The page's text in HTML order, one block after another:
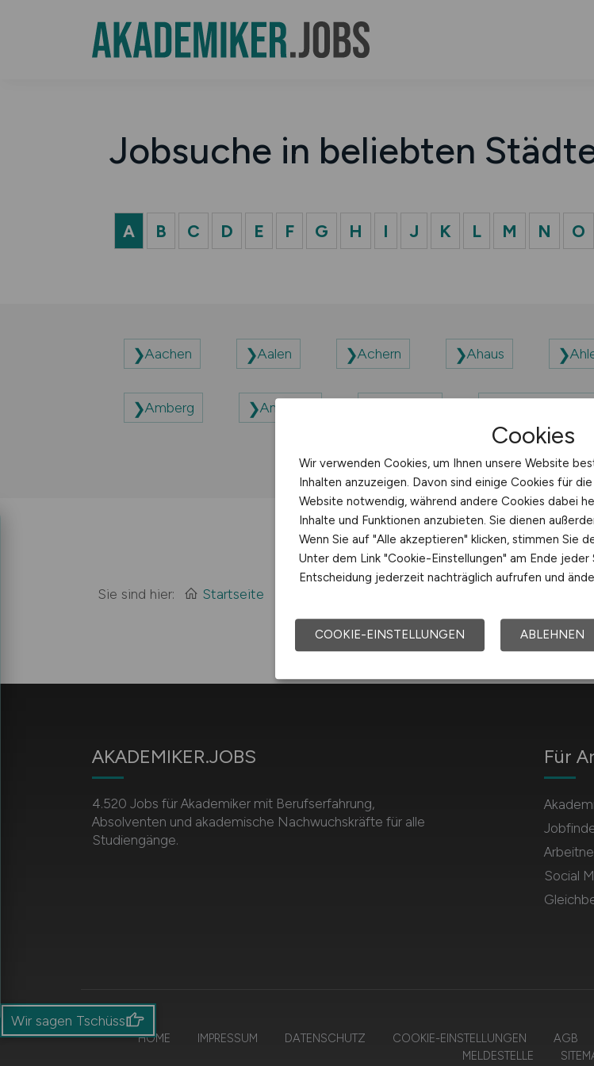
Jobsuche in beliebten
A B C D E F G H I J K L M N O
Aachen Aalen Achern Ahaus
Amberg Ansbach
Sie sind hier: Startseite
AKADEMIKER.JOBS
4.520 Jobs für Akademiker mit Berufserfahrung,
Absolventen und akademische Nachwuchskräfte für alle
Studiengänge.
Für
Social
HOME IMPRESSUM DATENSCHUTZ COOKIE-EINSTELLUNGEN AGB
MELDESTELLE
Wir sagen Tschüss
Cookies
Wir verwenden Cookies, um Ihnen unsere Website
Inhalten anzuzeigen. Davon sind einige Cookies für
Website notwendig, während andere Cookies dabei
Inhalte und Funktionen anzubieten. Sie dienen
Wenn Sie auf "Alle akzeptieren" klicken, stimmen Sie
Unter dem Link "Cookie-Einstellungen" am Ende jeder
Entscheidung jederzeit nachträglich aufrufen und
COOKIE-EINSTELLUNGEN ABLEHNEN